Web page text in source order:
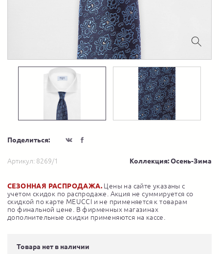
Поделиться:
Артикул: 8269/1 Коллекция: Осень-Зима
СЕЗОННАЯ РАСПРОДАЖА. Цены на сайте указаны с
учетом скидок по распродаже. Акция не суммируется со
скидкой по карте MEUCCI и не применяется к товарам
по финальной цене. В фирменных магазинах
дополнительные скидки применяются на кассе.
Товара нет в наличии